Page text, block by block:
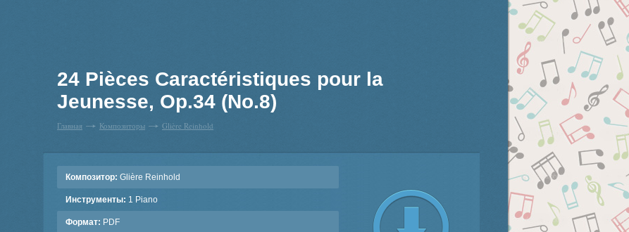
24 Pièces Caractéristiques pour la
Jeunesse, Op.34 (No.8)
Главная Композиторы Glière Reinhold
Композитор: Glière Reinhold
Инструменты: 1 Piano
Формат: PDF